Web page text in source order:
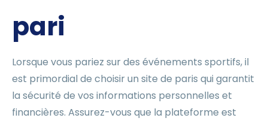
pari
Lorsque vous pariez sur des événements sportifs, il
est primordial de choisir un site de paris qui garantit
la sécurité de vos informations personnelles et
financières. Assurez-vous que la plateforme est